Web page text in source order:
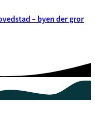
– byen der gror